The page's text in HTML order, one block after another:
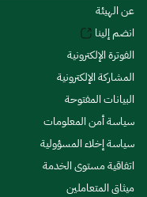
عن الهيئة
انضم إلينا
الفوترة الإلكترونية
المشاركة الإلكترونية
البيانات المفتوحة
سياسة أمن المعلومات
سياسة إخلاء المسؤولية
اتفاقية مستوى الخدمة
ميثاق المتعاملين